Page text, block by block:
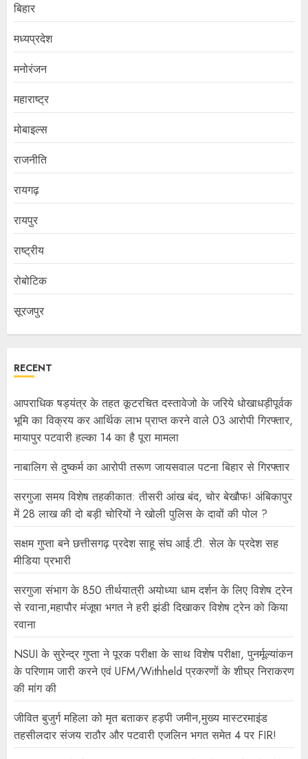
बिहार
मध्यप्रदेश
मनोरंजन
महाराष्ट्र
मोबाइल्स
राजनीति
रायगढ़
रायपुर
राष्ट्रीय
रोबोटिक
सूरजपुर
RECENT
आपराधिक षड्यंत्र के तहत कूटरचित दस्तावेजो के जरिये धोखाधड़ीपूर्वक
भूमि का विक्रय कर आर्थिक लाभ प्राप्त करने वाले 03 आरोपी गिरफ्तार,
मायापुर पटवारी हल्का 14 का है पूरा मामला
नाबालिग से दुष्कर्म का आरोपी तरूण जायसवाल पटना बिहार से गिरफ्तार
सरगुजा समय विशेष तहकीकात: तीसरी आंख बंद, चोर बेखौफ! अंबिकापुर
में 28 लाख की दो बड़ी चोरियों ने खोली पुलिस के दावों की पोल ?
सक्षम गुप्ता बने छत्तीसगढ़ प्रदेश साहू संघ आई.टी. सेल के प्रदेश सह
मीडिया प्रभारी
सरगुजा संभाग के 850 तीर्थयात्री अयोध्या धाम दर्शन के लिए विशेष ट्रेन
से रवाना,महापौर मंजूषा भगत ने हरी झंडी दिखाकर विशेष ट्रेन को किया
रवाना
NSUI के सुरेन्द्र गुप्ता ने पूरक परीक्षा के साथ विशेष परीक्षा, पुनर्मूल्यांकन
के परिणाम जारी करने एवं UFM/Withheld प्रकरणों के शीघ्र निराकरण
की मांग की
जीवित बुजुर्ग महिला को मृत बताकर हड़पी जमीन,मुख्य मास्टरमाइंड
तहसीलदार संजय राठौर और पटवारी एजलिन भगत समेत 4 पर FIR!